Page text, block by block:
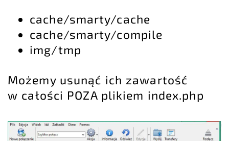
cache/smarty/cache
cache/smarty/compile
img/tmp
Możemy usunąć ich zawartość
w całości POZA plikiem index.php